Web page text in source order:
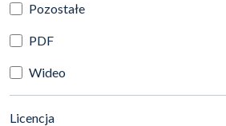
Pozostałe
PDF
Wideo
Licencja(automatyczne przeładowanie